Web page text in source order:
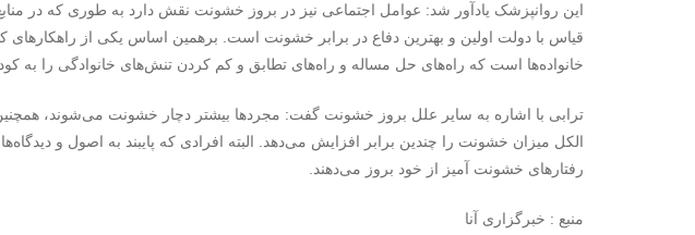
این روانپزشک یادآور شد: عوامل اجتماعی نیز در بروز خشونت نقش دارد به طوری که در
قیاس با دولت اولین و بهترین دفاع در برابر خشونت است. برهمین اساس یکی از
خانواده‌ها است که راه‌های حل مساله و راه‌های تطابق و کم کردن تنش‌های خانوادگی را به
ترابی با اشاره به سایر علل بروز خشونت گفت: مجردها بیشتر دچار خشونت می‌شوند،
الکل میزان خشونت را چندین برابر افزایش می‌دهد. البته افرادی که پایبند به اصول و
رفتارهای خشونت آمیز از خود بروز می‌دهند.
منبع : خبرگزاری آنا